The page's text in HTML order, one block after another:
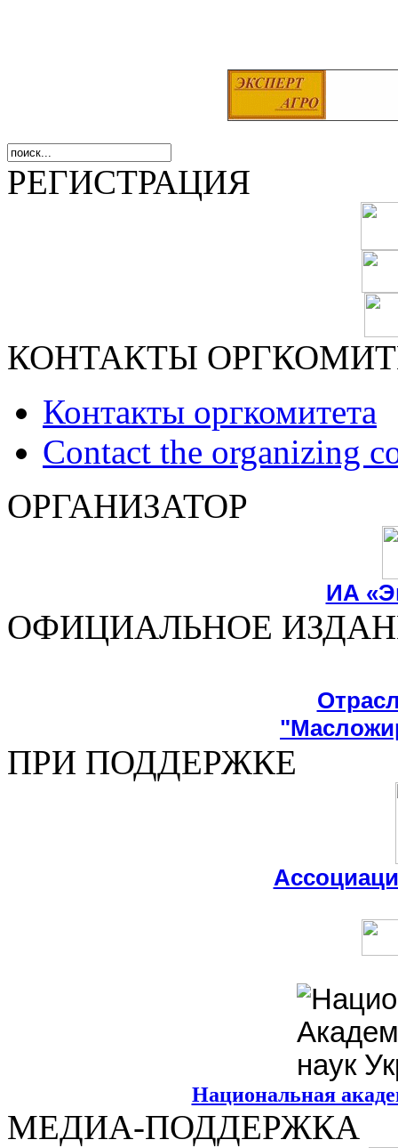
РЕГИСТРАЦИЯ
КОНТАКТЫ
Контакты оргкомитета
Сontact the organizing
ОРГАНИЗАТОР
ИА
ОФИЦИАЛЬНОЕ
ПРИ ПОДДЕРЖКЕ
Национальная
МЕДИА-ПОДДЕРЖКА